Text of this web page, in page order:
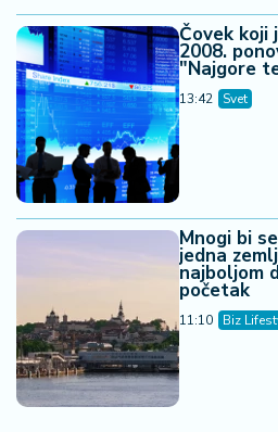
Čovek koji
2008.
"Najgore
13:42 Svet
Mnogi bi
jedna
najboljom
početak
11:10 Biz